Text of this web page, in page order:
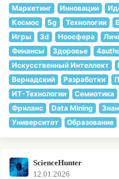
ScienceHunter
12.01.2026
Маркетинг
Инновации
Космос
5g Технологии
Игры
3d Ноосфера
Финансы
Здоровье
Искусственный Интеллект
Вернадский
Разработки
ИТ-Технологии
Семиотика
Фриланс
Data Mining
Университет
Образование